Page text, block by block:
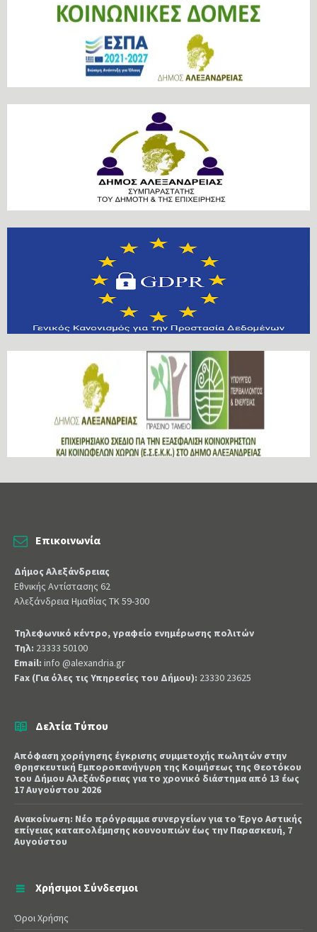
Επικοινωνία
Δήμος Αλεξάνδρειας
Εθνικής Αντίστασης 62
Αλεξάνδρεια Ημαθίας ΤΚ 59-300
Τηλεφωνικό κέντρο, γραφείο ενημέρωσης πολιτών
Τηλ: 23333 50100
Email: info @alexandria.gr
Fax (Για όλες τις Υπηρεσίες του Δήμου): 23330 23625
Δελτία Τύπου
Απόφαση χορήγησης έγκρισης συμμετοχής πωλητών στην
Θρησκευτική Εμποροπανήγυρη της Κοιμήσεως της Θεοτόκου
του Δήμου Αλεξάνδρειας για το χρονικό διάστημα από 13 έως
17 Αυγούστου 2026
Ανακοίνωση: Νέο πρόγραμμα συνεργείων για το Έργο Αστικής
επίγειας καταπολέμησης κουνουπιών έως την Παρασκευή, 7
Αυγούστου
Χρήσιμοι Σύνδεσμοι
Όροι Χρήσης